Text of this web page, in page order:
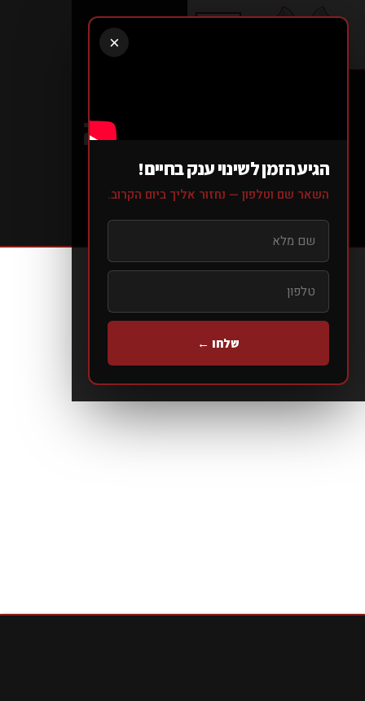
קבוצת הריצה
RUNNING
עמוד הבית> בלוג>
>קבוצת הריצה
×
הגיע הזמן לשינוי ענק בחיים!
השאר שם וטלפון — נחזור אליך ביום הקרוב.
שלחו ←